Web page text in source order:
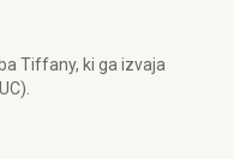
Tiffany, ki ga izvaja